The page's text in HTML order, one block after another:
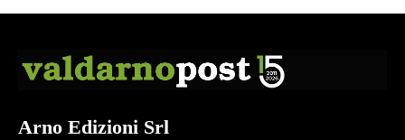
Arno Edizioni Srl